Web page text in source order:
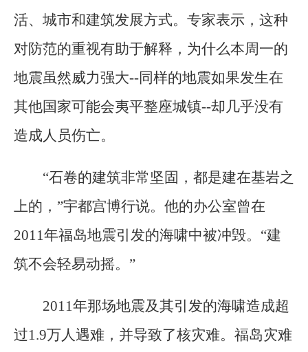
活、城市和建筑发展方式。专家表示，这种
对防范的重视有助于解释，为什么本周一的
地震虽然威力强大--同样的地震如果发生在
其他国家可能会夷平整座城镇--却几乎没有
造成人员伤亡。
“石卷的建筑非常坚固，都是建在基岩之
上的，”宇都宫博行说。他的办公室曾在
2011年福岛地震引发的海啸中被冲毁。“建
筑不会轻易动摇。”
2011年那场地震及其引发的海啸造成超
过1.9万人遇难，并导致了核灾难。福岛灾难